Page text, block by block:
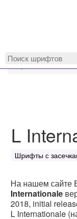
MyFonts.ru
L
Шрифты с
На нашем сайте
Internationale
2018, initial
L Internationale